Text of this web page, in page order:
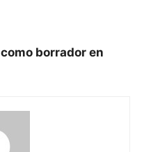
borrador en